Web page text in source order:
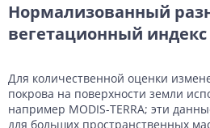
Нормализованный
вегетационный индекс
Для количественной оценки
покрова на поверхности земли
например MODIS-TERRA; эти
для больших пространственных